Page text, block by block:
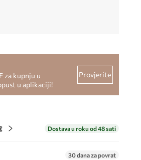
za kupnju u
u aplikaciji!
Provjerite
Dostava u roku od 48 sati
30 dana za povrat